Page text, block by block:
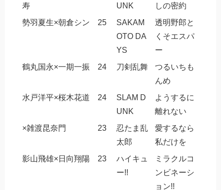
寿
UNK
しの密約
勢羽夏生×朝倉シン
25
SAKAM
OTO DA
YS
透明野郎と
くそエスパ
ー
鶴丸国永×一期一振
24 刀剣乱舞
つるいちも
んめ
水戸洋平×桜木花道
24
SLAM D
UNK
ようするに
離れない
×雑渡昆奈門
23
忍たま乱
太郎
愛するなら
私だけを
影山飛雄×日向翔陽
23
ハイキュ
ー!!
ミラクルコ
ンビネーシ
ョン!!